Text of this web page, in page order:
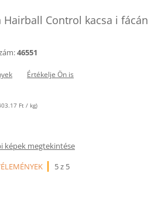
Hairball Control kacsa i fácán
46551
Értékelje Ön is
Ft / kg)
képek megtekintése
5 z 5